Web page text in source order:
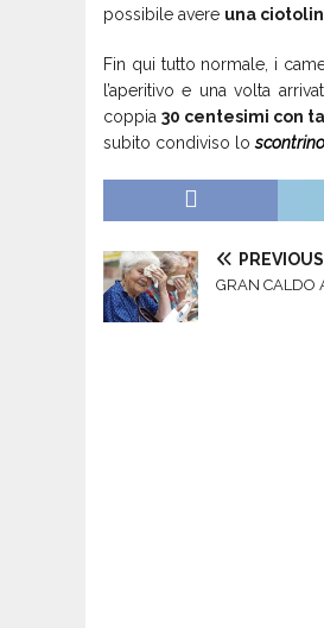
possibile avere una
Fin qui tutto normale, i
l’aperitivo e una volta
coppia30 centesimi con
subito condiviso lo
PREVIOUS
GRAN CALDO